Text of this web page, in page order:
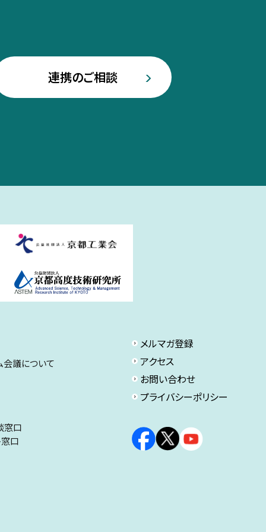
連携のご相談
会議について
窓口
口
メルマガ登録
アクセス
お問い合わせ
プライバシーポリシー